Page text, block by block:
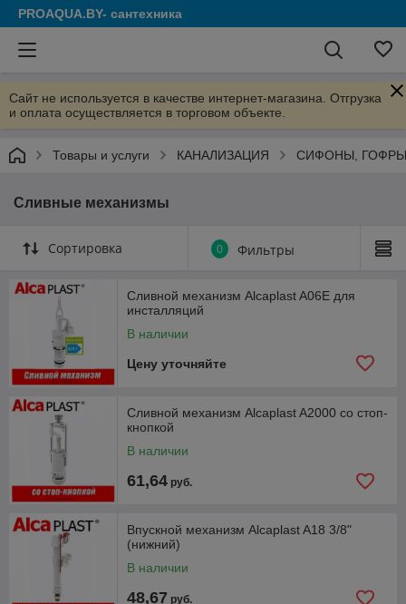
PROAQUA.BY- сантехника
Сайт не используется в качестве интернет-магазина. Отгрузка
и оплата осуществляется в торговом объекте.
Товары и услуги КАНАЛИЗАЦИЯ СИФОНЫ,
Сливные механизмы
Сортировка 0 Фильтры
Сливной механизм Alcaplast A06E для
инсталляций
В наличии
Цену уточняйте
Сливной механизм Alcaplast A2000 со стоп-
кнопкой
В наличии
61,64 руб.
Впускной механизм Alcaplast A18 3/8"
(нижний)
В наличии
48,67 руб.